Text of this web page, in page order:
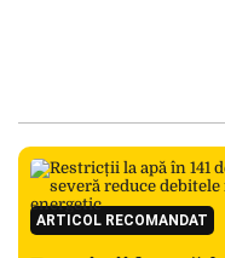
ARTICOL RECOMANDAT